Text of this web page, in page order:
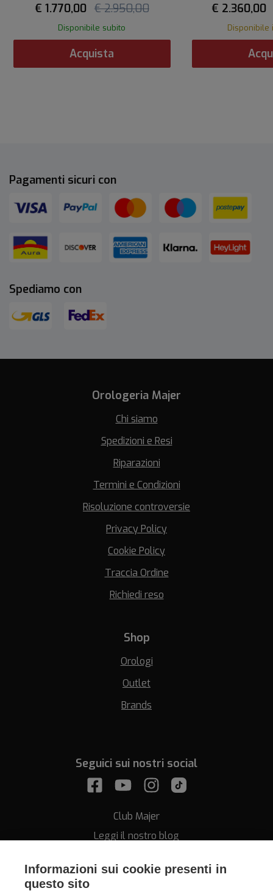
Informazioni sui cookie presenti in
questo sito
€ 1.770,00 € 2.950,00
Disponibile subito
Acquista
€ 2.360,00
Disponibile
Pagamenti sicuri con
Spediamo con
Orologeria Majer
Chi siamo
Spedizioni e Resi
Riparazioni
Termini e Condizioni
Risoluzione controversie
Privacy Policy
Cookie Policy
Traccia Ordine
Richiedi reso
Shop
Orologi
Outlet
Brands
Seguici sui nostri social
Club Majer
Leggi il nostro blog